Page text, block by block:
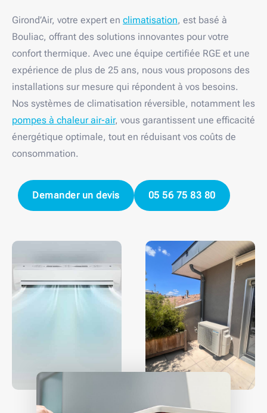
Girond’Air, votre expert en climatisation, est basé à
Bouliac, offrant des solutions innovantes pour votre
confort thermique. Avec une équipe certifiée RGE et une
expérience de plus de 25 ans, nous vous proposons des
installations sur mesure qui répondent à vos besoins.
Nos systèmes de climatisation réversible, notamment les
pompes à chaleur air-air, vous garantissent une efficacité
énergétique optimale, tout en réduisant vos coûts de
consommation.
Demander un devis 05 56 75 83 80